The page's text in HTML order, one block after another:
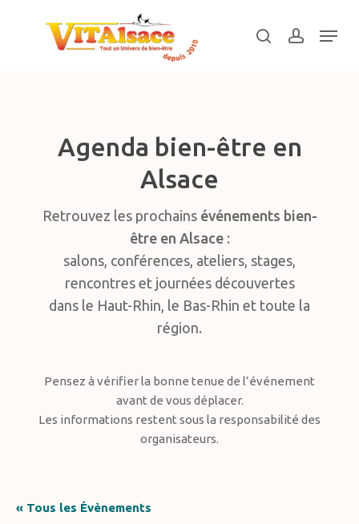
searchaccount
Menu
Agenda bien-être en
Alsace
Retrouvez les prochains événements bien-
être en Alsace:
salons, conférences, ateliers, stages,
rencontres et journées découvertes
dans le Haut-Rhin, le Bas-Rhin et toute la
région.
Pensez à vérifier la bonne tenue de l’événement
avant de vous déplacer.
Les informations restent sous la responsabilité des
organisateurs.
« Tous les Évènements